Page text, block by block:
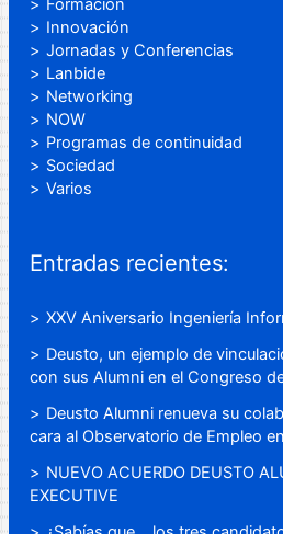
Formación
Innovación
Jornadas y Conferencias
Lanbide
Networking
NOW
Programas de continuidad
Sociedad
Varios
Entradas recientes:
XXV Aniversario Ingeniería
Deusto, un ejemplo de
con sus Alumni en el Congreso
Deusto Alumni renueva su
cara al Observatorio de Empleo
NUEVO ACUERDO DEUSTO
EXECUTIVE